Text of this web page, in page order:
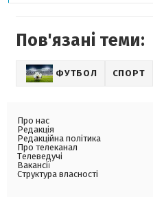
Пов'язані теми:
ФУТБОЛ СПОРТ
Про нас
Редакція
Редакційна політика
Про телеканал
Телеведучі
Вакансії
Структура власності